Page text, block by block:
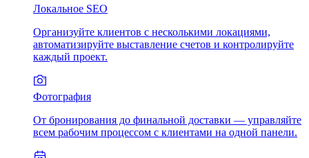
Локальное SEO
Организуйте клиентов с несколькими локациями,
автоматизируйте выставление счетов и контролируйте
каждый проект.
Фотография
От бронирования до финальной доставки — управляйте
всем рабочим процессом с клиентами на одной панели.